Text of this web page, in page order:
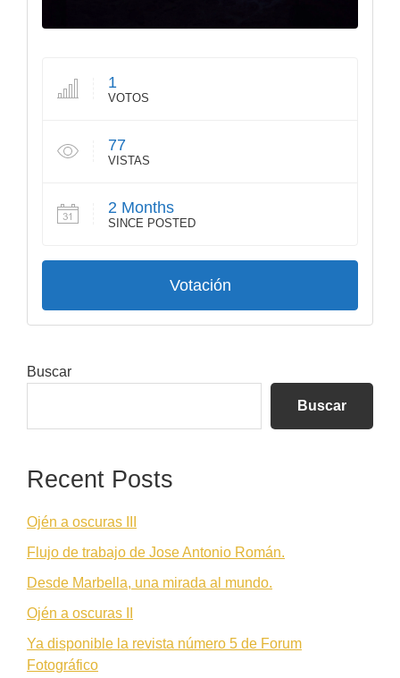
1
VOTOS
77
VISTAS
2 Months
SINCE POSTED
Votación
Barra
principal
Buscar
Buscar
Recent Posts
Ojén a oscuras III
Flujo de trabajo de Jose Antonio Román.
Desde Marbella, una mirada al mundo.
Ojén a oscuras II
Ya disponible la revista número 5 de Forum
Fotográfico